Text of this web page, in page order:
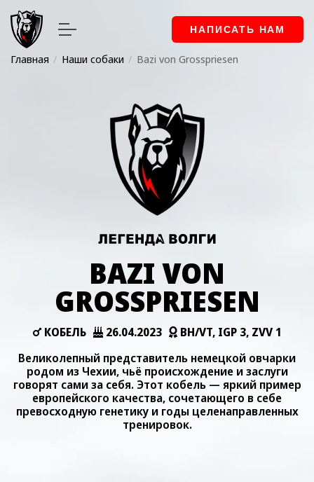
НАПИСАТЬ НАМ
Главная Наши собаки Bazi von Grosspriesen
BAZI VON
GROSSPRIESEN
КОБЕЛЬ 26.04.2023
BH/VT, IGP 3, ZVV 1
Великолепный представитель немецкой овчарки
родом из Чехии, чьё происхождение и заслуги
говорят сами за себя. Этот кобель — яркий пример
европейского качества, сочетающего в себе
превосходную генетику и годы целенаправленных
тренировок.